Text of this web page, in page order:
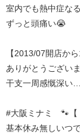
室内でも熱中症な
ずっと頭痛い😭
【2013/07開店か
ありがとうござい
干支一周感慨深い
#大阪ミナミ 🐾
基本休み無しいつ